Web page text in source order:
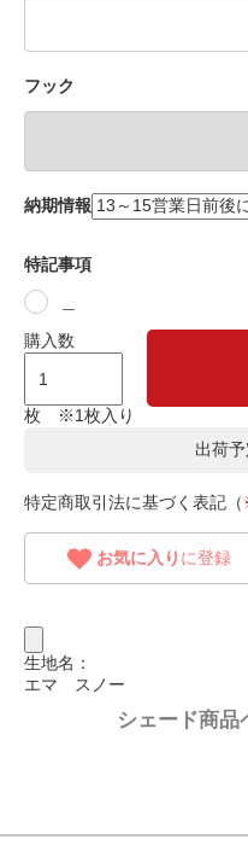
フック
納期情報
特記事項
購入数
枚 ※1枚入り
出荷予
特定商取引法に基づく表記（
お気に入り に登録
生地名：
エマ スノー
シェード商